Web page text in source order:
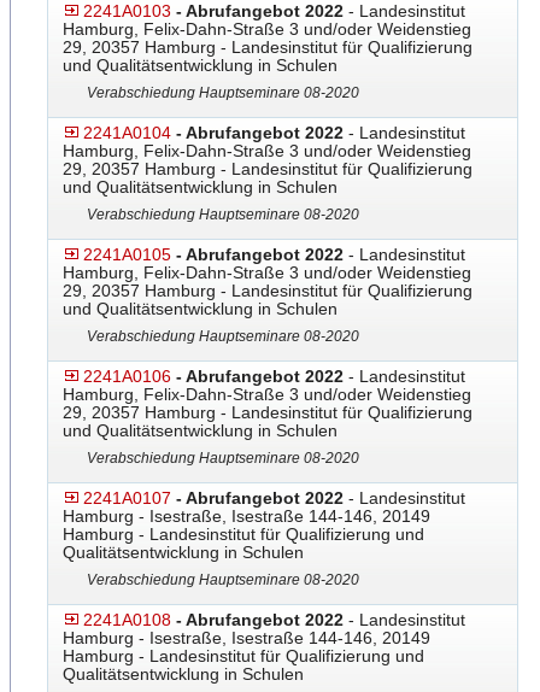
2241A0103 - Abrufangebot 2022 - Landesinstitut
Hamburg, Felix-Dahn-Straße 3 und/oder Weidenstieg
29, 20357 Hamburg - Landesinstitut für Qualifizierung
und Qualitätsentwicklung in Schulen
Verabschiedung Hauptseminare 08-2020
2241A0104 - Abrufangebot 2022 - Landesinstitut
Hamburg, Felix-Dahn-Straße 3 und/oder Weidenstieg
29, 20357 Hamburg - Landesinstitut für Qualifizierung
und Qualitätsentwicklung in Schulen
Verabschiedung Hauptseminare 08-2020
2241A0105 - Abrufangebot 2022 - Landesinstitut
Hamburg, Felix-Dahn-Straße 3 und/oder Weidenstieg
29, 20357 Hamburg - Landesinstitut für Qualifizierung
und Qualitätsentwicklung in Schulen
Verabschiedung Hauptseminare 08-2020
2241A0106 - Abrufangebot 2022 - Landesinstitut
Hamburg, Felix-Dahn-Straße 3 und/oder Weidenstieg
29, 20357 Hamburg - Landesinstitut für Qualifizierung
und Qualitätsentwicklung in Schulen
Verabschiedung Hauptseminare 08-2020
2241A0107 - Abrufangebot 2022 - Landesinstitut
Hamburg - Isestraße, Isestraße 144-146, 20149
Hamburg - Landesinstitut für Qualifizierung und
Qualitätsentwicklung in Schulen
Verabschiedung Hauptseminare 08-2020
2241A0108 - Abrufangebot 2022 - Landesinstitut
Hamburg - Isestraße, Isestraße 144-146, 20149
Hamburg - Landesinstitut für Qualifizierung und
Qualitätsentwicklung in Schulen